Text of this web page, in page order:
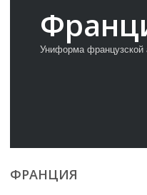
Униформа французской
ФРАНЦИЯ